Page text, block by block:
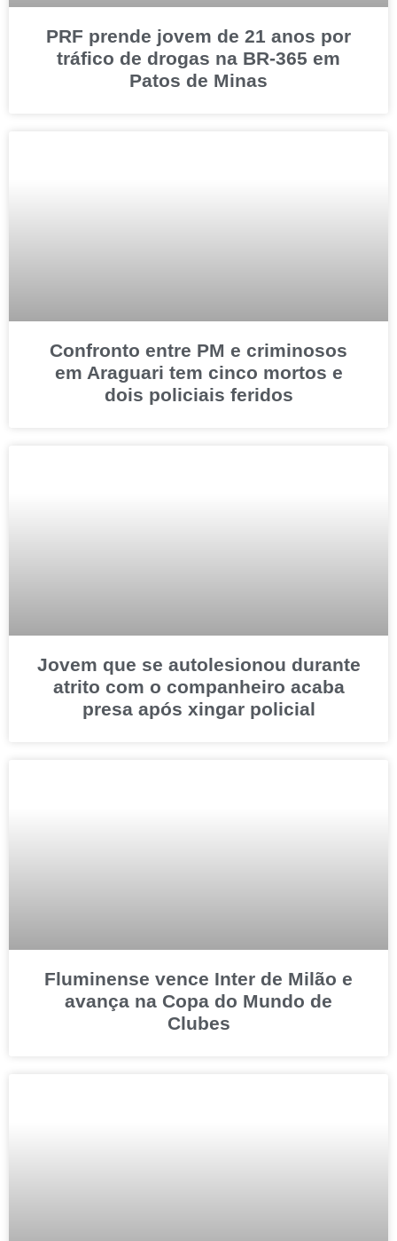
PRF prende jovem de 21 anos por
tráfico de drogas na BR-365 em
Patos de Minas
Confronto entre PM e criminosos
em Araguari tem cinco mortos e
dois policiais feridos
Jovem que se autolesionou durante
atrito com o companheiro acaba
presa após xingar policial
Fluminense vence Inter de Milão e
avança na Copa do Mundo de
Clubes